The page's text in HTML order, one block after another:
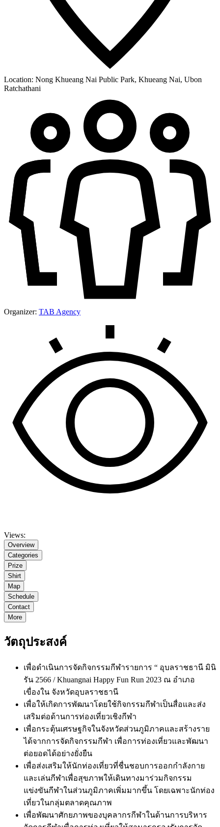
Location: Nong Khueang Nai Public Park, Khueang Nai, Ubon
Ratchathani
Organizer: TAB Agency
Views:
Overview
Categories
Prize
Shirt
Map
Schedule
Contact
More
วัตถุประสงค์
เพื่อดำเนินการจัดกิจกรรมกีฬารายการ “ อุบลราชธานี มินิ
รัน 2566 / Khuangnai Happy Fun Run 2023 ณ อำเภอ
เขื่องใน จังหวัดอุบลราชธานี
เพื่อให้เกิดการพัฒนาโดยใช้กิจกรรมกีฬาเป็นสื่อและส่ง
เสริมต่อด้านการท่องเที่ยวเชิงกีฬา
เพื่อกระตุ้นเศรษฐกิจในจังหวัดส่วนภูมิภาคและสร้างราย
ได้จากการจัดกิจกรรมกีฬา เพื่อการท่องเที่ยวและพัฒนา
ต่อยอดได้อย่างยั่งยืน
เพื่อส่งเสริมให้นักท่องเที่ยวที่ชื่นชอบการออกกำลังกาย
และเล่นกีฬาเพื่อสุขภาพให้เดินทางมาร่วมกิจกรรม
แข่งขันกีฬาในส่วนภูมิภาคเพิ่มมากขึ้น โดยเฉพาะนักท่อง
เที่ยวในกลุ่มตลาดคุณภาพ
เพื่อพัฒนาศักยภาพของบุคลากรกีฬาในด้านการบริหาร